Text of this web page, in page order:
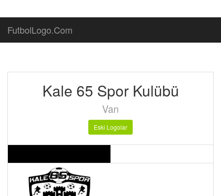
FutbolLogo.Com
Kale 65 Spor Kulübü
Van
Eski Logolar